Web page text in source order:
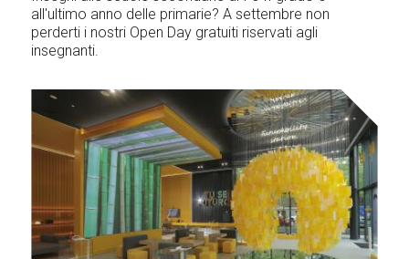
all'ultimo anno delle primarie? A settembre non
perderti i nostri Open Day gratuiti riservati agli
insegnanti.